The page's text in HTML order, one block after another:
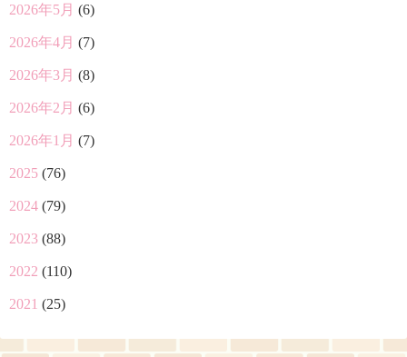
2026年5月 (6)
2026年4月 (7)
2026年3月 (8)
2026年2月 (6)
2026年1月 (7)
2025 (76)
2024 (79)
2023 (88)
2022 (110)
2021 (25)